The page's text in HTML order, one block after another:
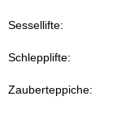
Sessellifte:
Schlepplifte:
Zauberteppiche: